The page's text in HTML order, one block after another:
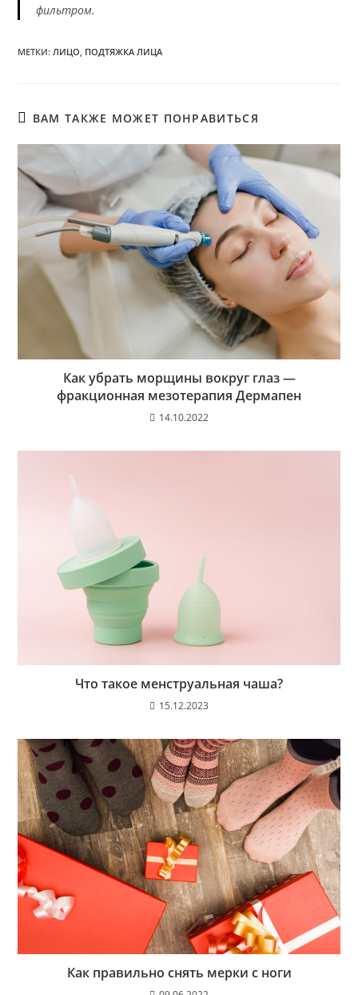
фильтром.
МЕТКИ:ЛИЦО ПОДТЯЖКА ЛИЦА
ВАМ ТАКЖЕ МОЖЕТ ПОНРАВИТЬСЯ
Как убрать морщины вокруг глаз —
фракционная мезотерапия Дермапен
14.10.2022
Что такое менструальная чаша?
15.12.2023
Как правильно снять мерки с ноги